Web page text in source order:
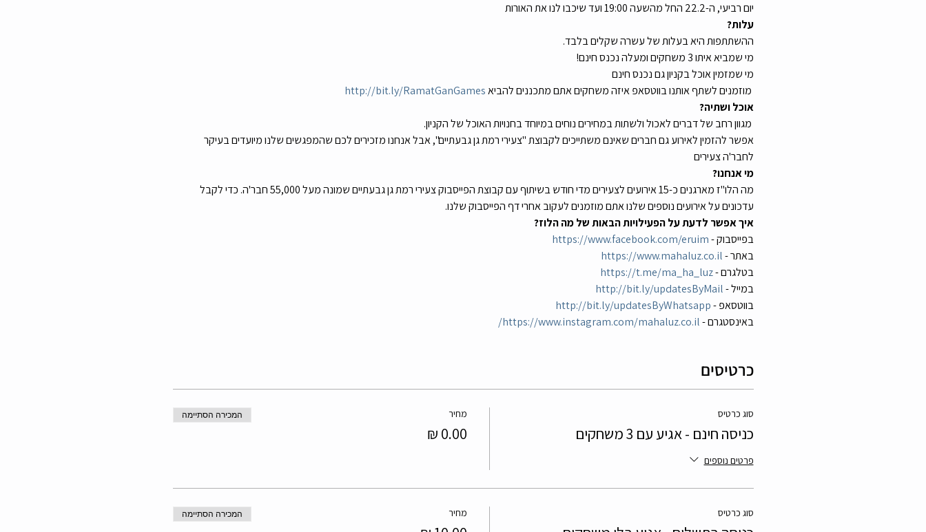
יום רביעי, ה-22.2 החל מהשעה 19:00 ועד שיכבו לנו את האורות
עלות?
ההשתתפות היא בעלות של עשרה שקלים בלבד.
מי שמביא איתו 3 משחקים ומעלה נכנס חינם!
מי שמזמין אוכל בקניון גם נכנס חינם
מוזמנים לשתף אותנו בווטסאפ איזה משחקים אתם מתכננים להביא http://bit.ly/RamatGanGames
אוכל ושתיה?
מגוון רחב של דברים לאכול ולשתות במחירים נוחים במיוחד בחנויות האוכל של הקניון.
אפשר להזמין לאירוע גם חברים שאינם משתייכים לקבוצת "צעירי רמת גן גבעתיים", אבל אנחנו מזכירים לכם שהמפגשים שלנו מיועדים בעיקר
לחבר'ה צעירים
מי אנחנו?
מה הלו"ז מארגנים כ-15 אירועים לצעירים מדי חודש בשיתוף עם קבוצת הפייסבוק צעירי רמת גן גבעתיים שמונה מעל 55,000 חבר'ה. כדי לקבל
עדכונים על אירועים נוספים שלנו אתם מוזמנים לעקוב אחרי דף הפייסבוק שלנו.
איך אפשר לדעת על הפעילויות הבאות של מה הלוז?
בפייסבוק - https://www.facebook.com/eruim
באתר - https://www.mahaluz.co.il
בטלגרם - https://t.me/ma_ha_luz
במייל - http://bit.ly/updatesByMail
בווטסאפ - http://bit.ly/updatesByWhatsapp
באינסטגרם - https://www.instagram.com/mahaluz.co.il/
כרטיסים
סוג כרטיס
כניסה חינם - אגיע עם 3 משחקים
פרטים נוספים
מחיר המכירה הסתיימה
סוג כרטיס מחיר המכירה הסתיימה